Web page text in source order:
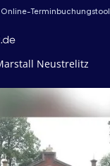
Online-Terminbuchungstool
Neustrelitz